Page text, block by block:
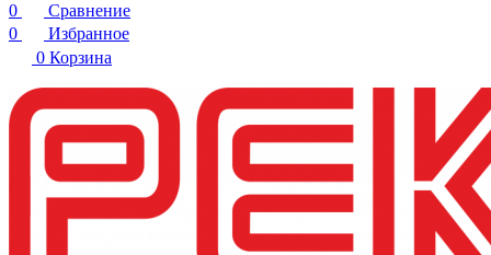
0
Сравнение
0
Избранное
0 Корзина